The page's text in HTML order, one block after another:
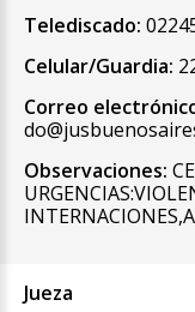
Telediscado:
Celular/Guardia:
Correo
Observaciones:
Jueza